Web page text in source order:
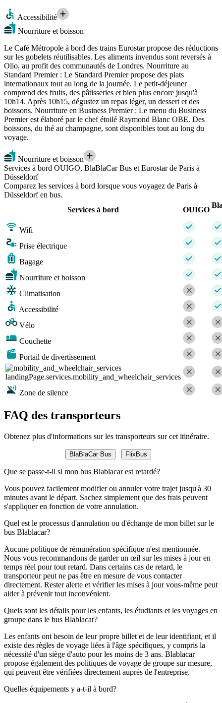
Accessibilité
Nourriture et boisson
Le Café Métropole à bord des trains Eurostar propose des réductions
sur les gobelets réutilisables. Les aliments invendus sont reversés à
Olio, au profit des communautés de Londres. Nourriture au
Standard Premier : Le Standard Premier propose des plats
internationaux tout au long de la journée. Le petit-déjeuner
comprend des fruits, des pâtisseries et bien plus encore jusqu'à
10h14. Après 10h15, dégustez un repas léger, un dessert et des
boissons. Nourriture en Business Premier : Le menu du Business
Premier est élaboré par le chef étoilé Raymond Blanc OBE. Des
boissons, du thé au champagne, sont disponibles tout au long du
voyage.
Nourriture et boisson
Services à bord OUIGO, BlaBlaCar Bus et Eurostar de Paris à
Düsseldorf
Comparez les services à bord lorsque vous voyagez de Paris à
Düsseldorf en bus.
Services à bord
OUIGO
Wifi
Prise électrique
Bagage
Nourriture et boisson
Climatisation
Accessibilité
Vélo
Couchette
Portail de divertissement
landingPage.services.mobility_and_wheelchair_services
Zone de silence
FAQ des transporteurs
Obtenez plus d'informations sur les transporteurs sur cet itinéraire.
BlaBlaCar Bus FlixBus
Que se passe-t-il si mon bus Blablacar est retardé?
Vous pouvez facilement modifier ou annuler votre trajet jusqu'à 30
minutes avant le départ. Sachez simplement que des frais peuvent
s'appliquer en fonction de votre annulation.
Quel est le processus d'annulation ou d'échange de mon billet sur le
bus Blablacar?
Aucune politique de rémunération spécifique n'est mentionnée.
Nous vous recommandons de garder un œil sur les mises à jour en
temps réel pour tout retard. Dans certains cas de retard, le
transporteur peut ne pas être en mesure de vous contacter
directement. Rester alerte et vérifier les mises à jour vous-même peut
aider à prévenir tout inconvénient.
Quels sont les détails pour les enfants, les étudiants et les voyages en
groupe dans le bus Blablacar?
Les enfants ont besoin de leur propre billet et de leur identifiant, et il
existe des règles de voyage liées à l'âge spécifiques, y compris la
nécessité d'un siège d'auto pour les moins de 3 ans. Blablacar
propose également des politiques de voyage de groupe sur mesure,
qui peuvent être vérifiées directement auprès de l'entreprise.
Quelles équipements y a-t-il à bord?